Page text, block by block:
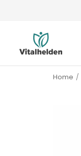
Vitalhelden.de
Home